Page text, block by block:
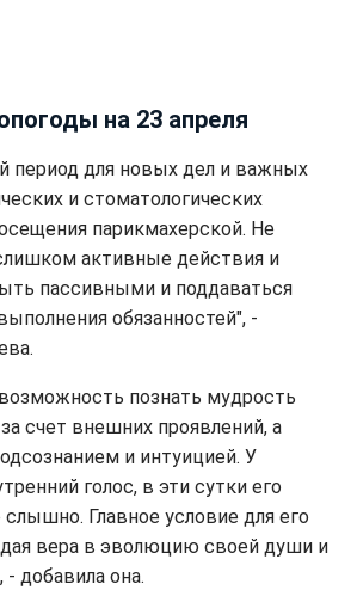
на 23 апреля
период для новых дел и важных
и стоматологических
парикмахерской. Не
активные действия и
пассивными и поддаваться
обязанностей", -
познать мудрость
счет внешних проявлений, а
и интуицией. У
голос, в эти сутки его
Главное условие для его
вера в эволюцию своей души и
добавила она.